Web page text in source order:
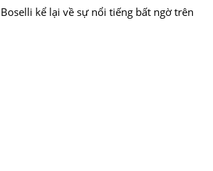
kể lại về sự nổi tiếng bất ngờ trên